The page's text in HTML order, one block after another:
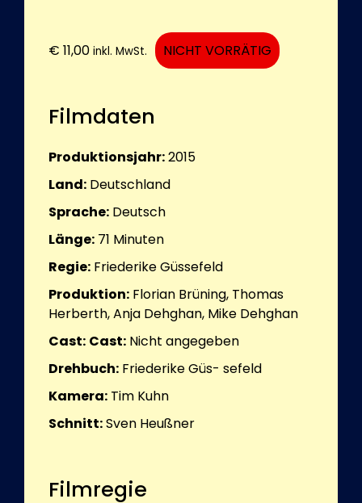
€ 11,00 inkl. MwSt. NICHT VORRÄTIG
Filmdaten
Produktionsjahr:2015
Land: Deutschland
Sprache: Deutsch
Länge: 71 Minuten
Regie: Friederike Güssefeld
Produktion: Florian Brüning, Thomas
Herberth, Anja Dehghan, Mike Dehghan
Cast: Cast: Nicht angegeben
Drehbuch: Friederike Güs- sefeld
Kamera: Tim Kuhn
Schnitt:Sven Heußner
Filmregie